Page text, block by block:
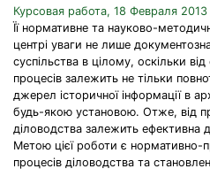
Курсовая работа, 18 Февраля 2013
Її нормативне та науково-
центрі уваги не лише
суспільства в цілому, оскільки від
процесів залежить не тільки
джерел історичної інформації в
будь-якою установою. Отже, від
діловодства залежить ефективна
Метою цієї роботи є нормативно-
процесів діловодства та